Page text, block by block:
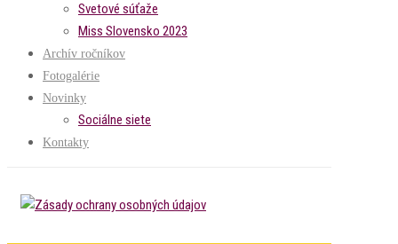
Svetové súťaže
Miss Slovensko 2023
Archív ročníkov
Fotogalérie
Novinky
Sociálne siete
Kontakty